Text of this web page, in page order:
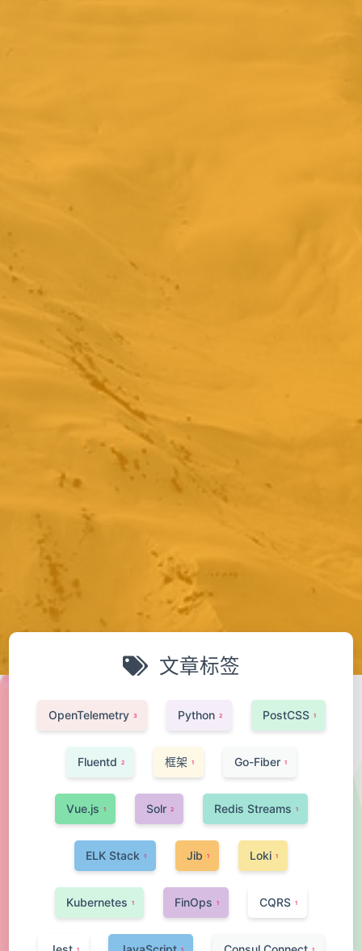
文章标签
OpenTelemetry 3 Python 2 PostCSS 1
Fluentd 2 框架 1 Go-Fiber 1
Vue.js 1 Solr 2 Redis Streams 1
ELK Stack 1 Jib 1 Loki 1
Kubernetes 1 FinOps 1 CQRS 1